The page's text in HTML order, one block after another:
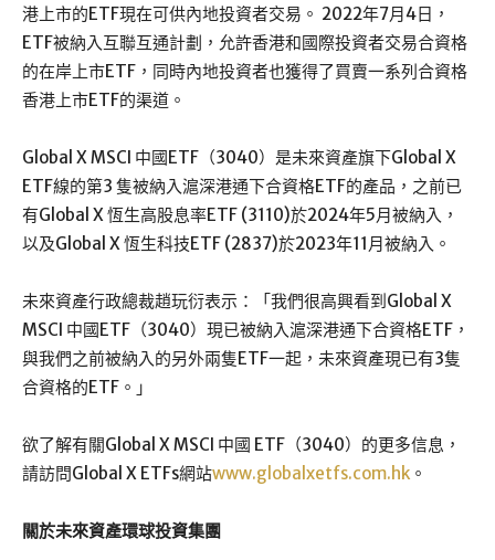
港上市的ETF現在可供內地投資者交易。 2022年7月4日，
ETF被納入互聯互通計劃，允許香港和國際投資者交易合資格
的在岸上市ETF，同時內地投資者也獲得了買賣一系列合資格
香港上市ETF的渠道。
Global X MSCI 中國ETF（3040）是未來資產旗下Global X
ETF線的第3 隻被納入滬深港通下合資格ETF的產品，之前已
有Global X 恆生高股息率ETF (3110)於2024年5月被納入，
以及Global X 恆生科技ETF (2837)於2023年11月被納入。
未來資產行政總裁趙玩衍表示：「我們很高興看到Global X
MSCI 中國ETF（3040）現已被納入滬深港通下合資格ETF，
與我們之前被納入的另外兩隻ETF一起，未來資產現已有3隻
合資格的ETF。」
欲了解有關Global X MSCI 中國 ETF（3040）的更多信息，
請訪問Global X ETFs網站www.globalxetfs.com.hk。
關於未來資產環球投資集團